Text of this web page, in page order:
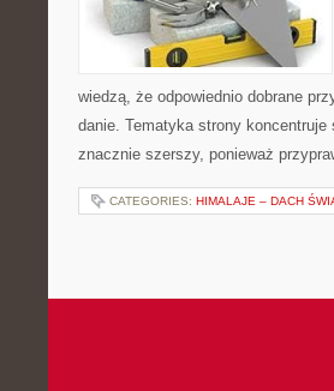
wiedzą, że odpowiednio dobrane
danie. Tematyka strony koncentruje
znacznie szerszy, ponieważ
CATEGORIES: HIMALAJE – DACH